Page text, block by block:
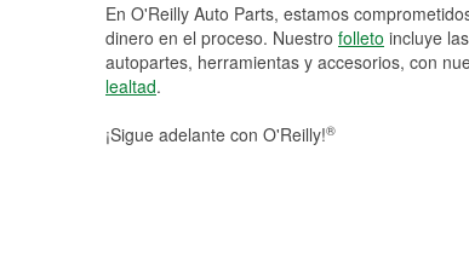
En O'Reilly Auto Parts, estamos
dinero en el proceso. Nuestro folleto incluye
autopartes, herramientas y accesorios, con
lealtad.
¡Sigue adelante con O'Reilly!®